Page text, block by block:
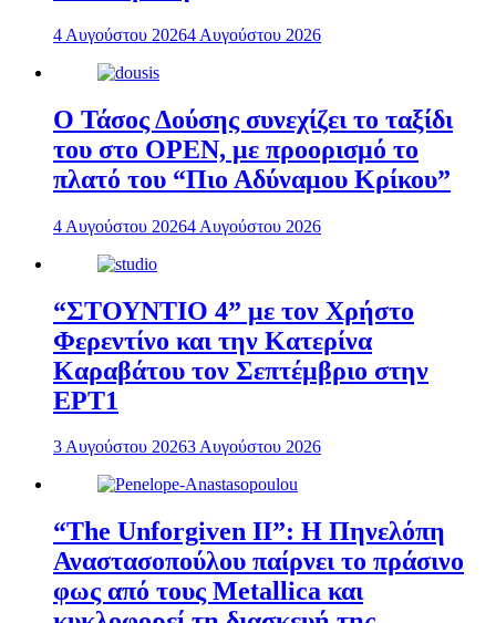
4 Αυγούστου 20264 Αυγούστου 2026
Ο Τάσος Δούσης συνεχίζει το ταξίδι
του στο OPEN, με προορισμό το
πλατό του “Πιο Αδύναμου Κρίκου”
4 Αυγούστου 20264 Αυγούστου 2026
“ΣΤΟΥΝΤΙΟ 4” με τον Χρήστο
Φερεντίνο και την Κατερίνα
Καραβάτου τον Σεπτέμβριο στην
ΕΡΤ1
3 Αυγούστου 20263 Αυγούστου 2026
“The Unforgiven II”: Η Πηνελόπη
Αναστασοπούλου παίρνει το πράσινο
φως από τους Metallica και